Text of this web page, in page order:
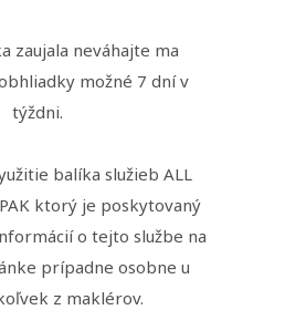
zaujala neváhajte ma
možné 7 dní v
týždni.
balíka služieb ALL
ktorý je poskytovaný
o tejto službe na
prípadne osobne u
z maklérov.